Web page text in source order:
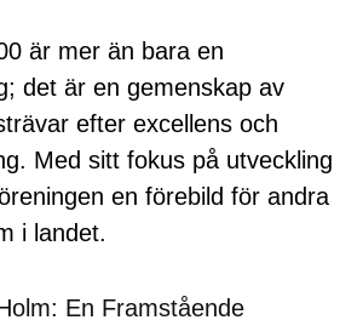
är mer än bara en
det är en gemenskap av
efter excellens och
Med sitt fokus på utveckling
en förebild för andra
i landet.
En Framstående